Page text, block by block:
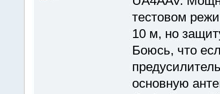
тестовом
10 м, но
Боюсь, что
основную